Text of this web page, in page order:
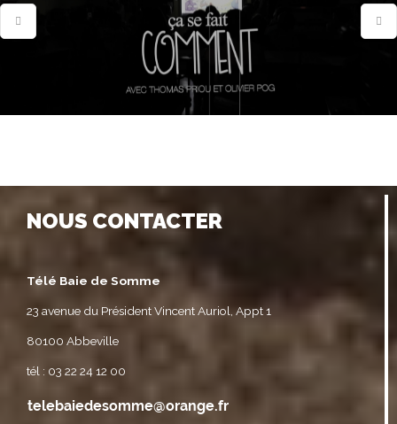
NOUS CONTACTER
Télé Baie de Somme
23 avenue du Président Vincent Auriol, Appt 1
80100 Abbeville
tél : 03 22 24 12 00